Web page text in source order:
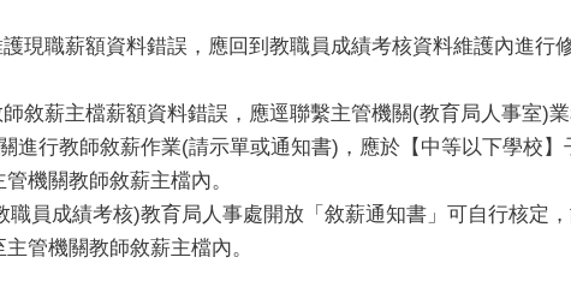
現職薪額資料錯誤，應回到教職員成績考核資料維護內進行
敘薪主檔薪額資料錯誤，應逕聯繫主管機關(教育局人事室)
進行教師敘薪作業(請示單或通知書)，應於【中等以下學校
機關教師敘薪主檔內。
職員成績考核)教育局人事處開放「敘薪通知書」可自行核定
管機關教師敘薪主檔內。